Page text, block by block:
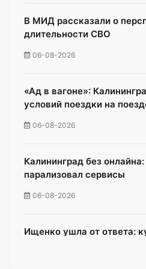
В МИД рассказали о
длительности СВО
06-08-2026
«Ад в вагоне»:
условий поездки на
06-08-2026
Калининград без
парализовал сервисы
06-08-2026
Ищенко ушла от ответа: